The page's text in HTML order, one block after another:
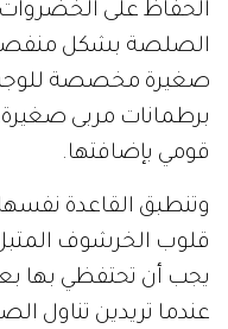
الحفاظ على
الصلصة بشكل
صغيرة مخصصة
برطمانات مربى
قومي بإضافتها.
وتنطبق القاعدة
قلوب الخرشوف المتبل،
يجب أن تحتفظي بها
عندما تريدين تناول